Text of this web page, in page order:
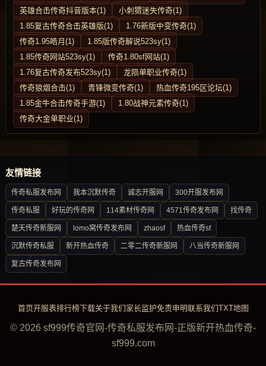
英雄合击传奇抖音版本(1)
小刺猬迷失传奇(1)
1.85复古传奇合击英雄版(1)
1.76新版中变传奇(1)
传奇1.95皓月(1)
1.85版传奇解说523sy(1)
1.85传奇网站523sy(1)
传奇1.80sf网站(1)
1.76复古传奇发布523sy(1)
龙陨单职业传奇(1)
传奇狼烟合击(1)
青锋微变传奇(1)
热血传奇195区论坛(1)
1.85金牛合击传奇手游(1)
1.80战神元素传奇(1)
传奇大金单职业(1)
友情链接
传奇私服发布网 我本沉默传奇 诚志开服网 300开服发布网
传奇私服 好玩的传奇网 114素材传奇网 4571传奇发布网 找传奇
楚天传奇新服网 lomo窝传奇发布网 zhaosf 热血传奇sf
沉默传奇私服 新开热血传奇 二零二传奇新服网 八当传奇新服网
复古传奇发布网
首页开服表排行榜下载关于我们 家长监护免责申明联系我们TXT地图
© 2026 sf999传奇官网-传奇私服发布网-正版新开热血传奇-
sf999.com